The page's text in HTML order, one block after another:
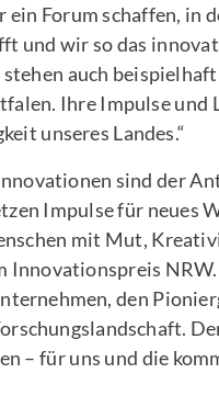
Forum schaffen, in
und wir so das
stehen auch
Ihre Impulse und
unseres Landes.“
sind der
Impulse für neues
mit Mut,
Innovationspreis
den
– für uns und die